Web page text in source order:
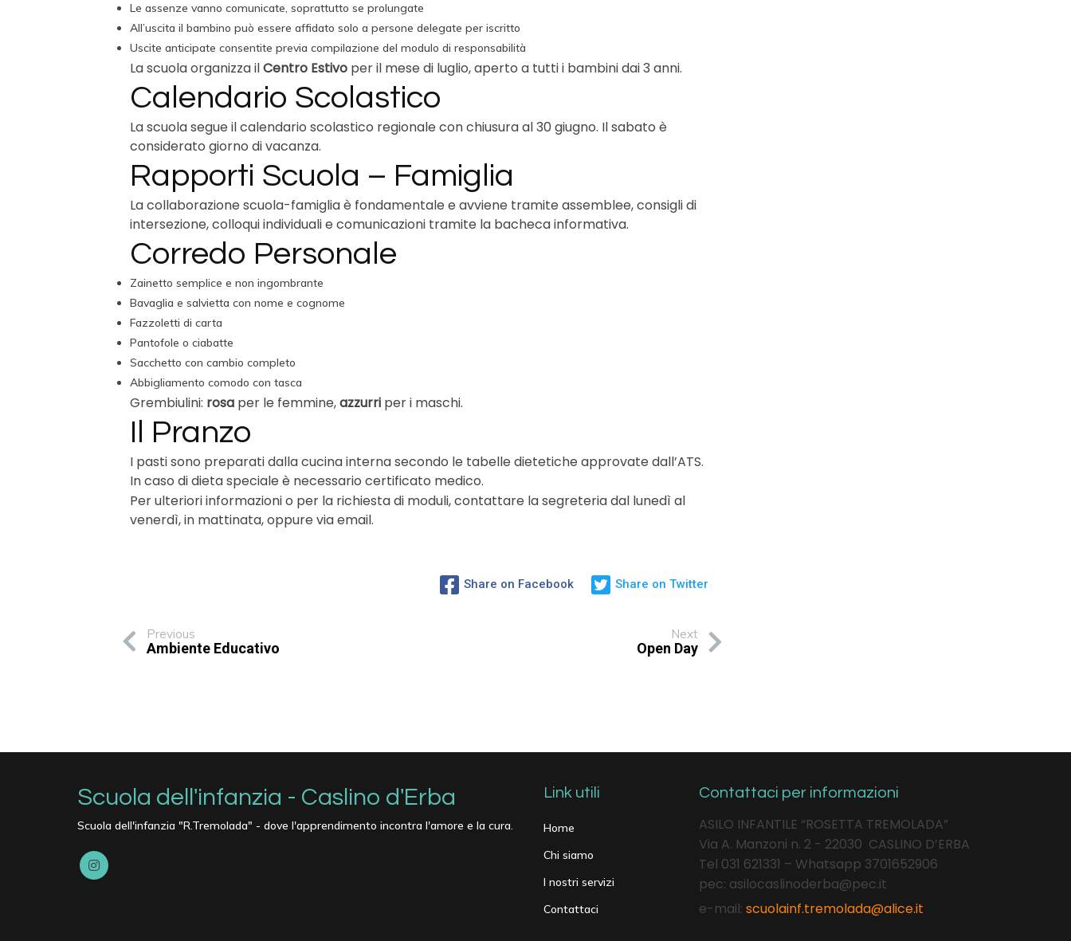
Le assenze vanno comunicate, soprattutto se prolungate
All’uscita il bambino può essere affidato solo a persone delegate per iscritto
Uscite anticipate consentite previa compilazione del modulo di responsabilità
La scuola organizza ilCentro Estivoper il mese di luglio, aperto a tutti i bambini dai 3 anni.
Calendario Scolastico
La scuola segue il calendario scolastico regionale con chiusura al 30 giugno. Il sabato è
considerato giorno di vacanza.
Rapporti Scuola – Famiglia
La collaborazione scuola-famiglia è fondamentale e avviene tramite assemblee, consigli di
intersezione, colloqui individuali e comunicazioni tramite la bacheca informativa.
Corredo Personale
Zainetto semplice e non ingombrante
Bavaglia e salvietta con nome e cognome
Fazzoletti di carta
Pantofole o ciabatte
Sacchetto con cambio completo
Abbigliamento comodo con tasca
Grembiulini: rosaper le femmine,azzurriper i maschi.
Il Pranzo
I pasti sono preparati dalla cucina interna secondo le tabelle dietetiche approvate dall’ATS.
In caso di dieta speciale è necessario certificato medico.
Per ulteriori informazioni o per la richiesta di moduli, contattare la segreteria dal lunedì al
venerdì, in mattinata, oppure via email.
Share on Facebook Share on Twitter
Previous
Ambiente Educativo
Next
Open Day
Scuola dell'infanzia - Caslino d'Erba
Scuola dell'infanzia "R.Tremolada" - dove l'apprendimento incontra l'amore e la cura.
Link utili
Home
Chi siamo
I nostri servizi
Contattaci
Contattaci per informazioni
ASILO INFANTILE “ROSETTA TREMOLADA”
Via A. Manzoni n. 2 - 22030 CASLINO D’ERBA
Tel 031 621331 – Whatsapp 3701652906
pec: asilocaslinoderba@pec.it
e-mail: scuolainf.tremolada@alice.it